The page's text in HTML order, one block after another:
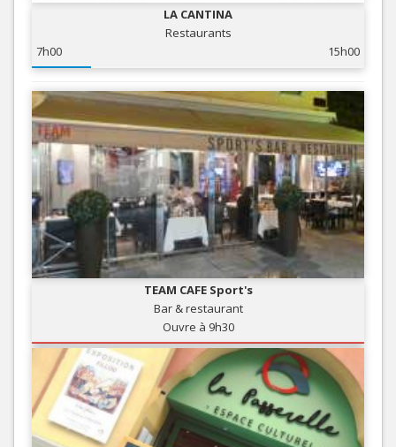
LA CANTINA
Restaurants
7h00
15h00
TEAM CAFE Sport's
Bar & restaurant
Ouvre à 9h30